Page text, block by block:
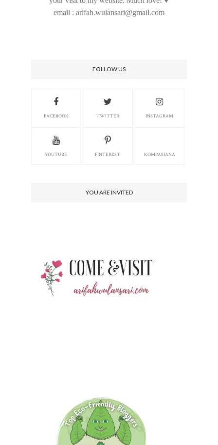
email : arifah.wulansari@gmail.com
FOLLOW US
FACEBOOK TWITTER INSTAGRAM
YOUTUBE PINTEREST KOMPASIANA
YOU ARE INVITED